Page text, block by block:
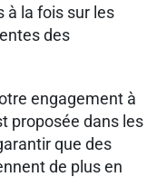
à la fois sur les
des
engagement à
proposée dans les
que des
de plus en